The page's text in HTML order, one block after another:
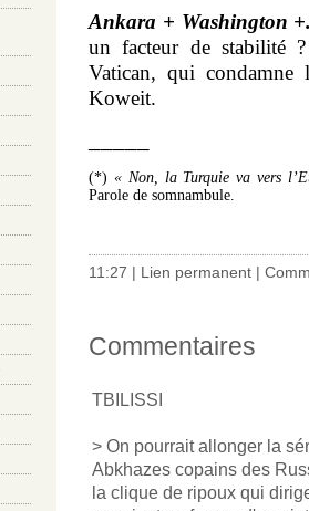
Ankara + Washington
un facteur de stabilité
Vatican, qui condamne
Koweit.
(*) « Non, la Turquie va vers
Parole de somnambule.
11:27 | Lien permanent |
Commentaires
TBILISSI
> On pourrait allonger la
Abkhazes copains des
la clique de ripoux qui